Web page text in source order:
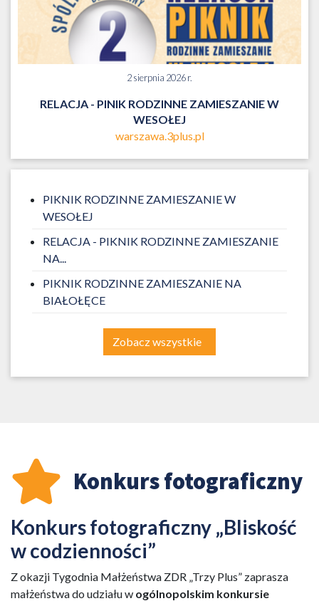
2 sierpnia 2026 r.
RELACJA - PINIK RODZINNE ZAMIESZANIE W
WESOŁEJ
warszawa.3plus.pl
PIKNIK RODZINNE ZAMIESZANIE W
WESOŁEJ
RELACJA - PIKNIK RODZINNE ZAMIESZANIE
NA...
PIKNIK RODZINNE ZAMIESZANIE NA
BIAŁOŁĘCE
Zobacz wszystkie
Konkurs fotograficzny
Konkurs fotograficzny „Bliskość
w codzienności”
Z okazji Tygodnia Małżeństwa ZDR „Trzy Plus” zaprasza
małżeństwa do udziału w ogólnopolskim konkursie